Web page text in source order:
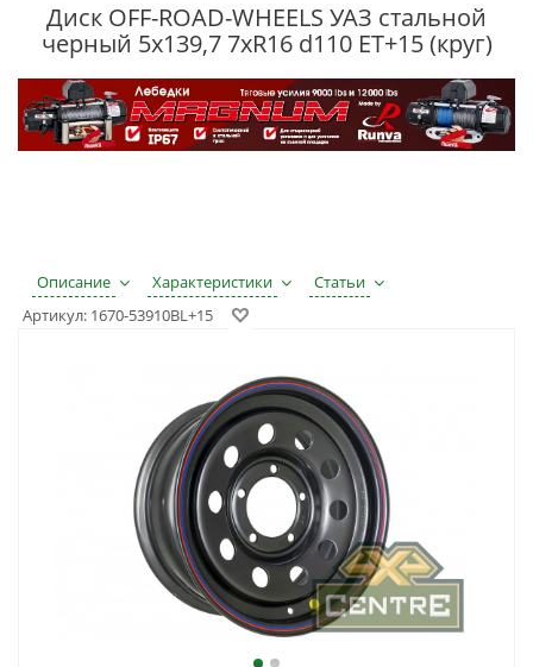
Диск OFF-ROAD-WHEELS УАЗ стальной
черный 5x139,7 7xR16 d110 ET+15 (круг)
Описание Характеристики
Статьи
Артикул: 1670-53910BL+15